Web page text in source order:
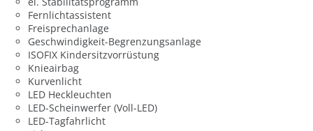
Fernlichtassistent
Freisprechanlage
Geschwindigkeit-Begrenzungsanlage
ISOFIX Kindersitzvorrüstung
Knieairbag
Kurvenlicht
LED Heckleuchten
LED-Scheinwerfer (Voll-LED)
LED-Tagfahrlicht